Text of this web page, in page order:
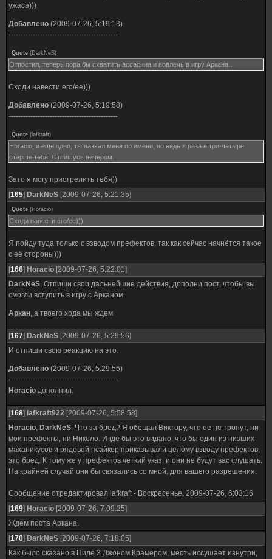
ужаса)))
Добавлено (2009-07-26, 5:19:13)
---------------------------------------------
Quote (DarkNeS)
Отпостил, теперь пора бы схватить ассасина и вовлечь в игру Аркана...
Сходи навести его/ее)))
Добавлено (2009-07-26, 5:19:58)
---------------------------------------------
Quote ( lafkraft)
Horacio, и еще одно, ты назвал меня по имени, но ведь я раза в три-четыре
старше тебя. Отпишусь вечером.
Зато я могу пристрелить тебя))
[165] DarkNeS [2009-07-26, 5:21:35]
Quote (Horacio)
Сходи навести его/ее)))
Я пойду туда только с взводом префектов, так как сейчас начнётся такое
с её стороны)))
[166] Horacio [2009-07-26, 5:22:01]
DarkNeS, Отпиши свои дальнейшие действия, дополни пост, чтобы вы
смогли вступить в игру с Арканом.
Аркан, а твоего хода мы ждем
[167] DarkNeS [2009-07-26, 5:29:56]
И отпиши свою реакцию на это.
Добавлено (2009-07-26, 5:29:56)
---------------------------------------------
Horacio дополнил.
[168] lafkraft922 [2009-07-26, 5:58:58]
Horacio, DarkNeS, Что за бред? Я обещал Виктору, что ее не тронут, ни
мои префекты, ни Николо. И где бы это видано, что бы один из низших
маханикусов и рядовой псайкер приказывали целому взводу префектов,
это бред. К тому же у префектов четкий указ, и они не будут вас слушать.
На крайней случай они бы связались со мной, для вашего разрешения.
Сообщение отредактировал lafkraft- Воскресенье, 2009-07-26, 6:03:16
[169] Horacio [2009-07-26, 7:09:25]
Ждем поста Аркана.
[170] DarkNeS [2009-07-26, 7:18:05]
Как было сказано в Пиле 3 Джоном Крамером, месть иссушает изнутри,